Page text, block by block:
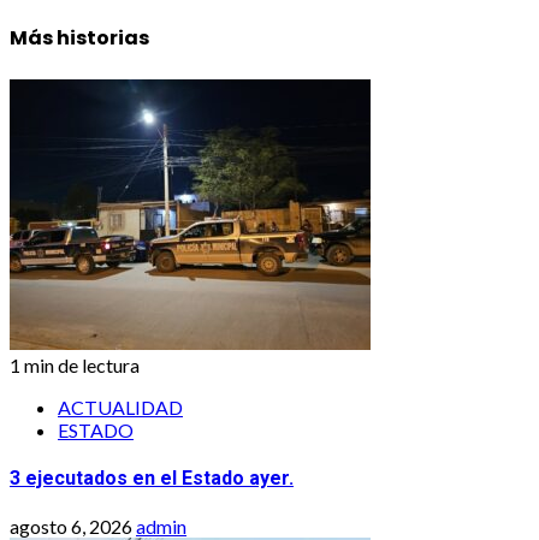
Más historias
1 min de lectura
ACTUALIDAD
ESTADO
3 ejecutados en el Estado ayer.
agosto 6, 2026admin